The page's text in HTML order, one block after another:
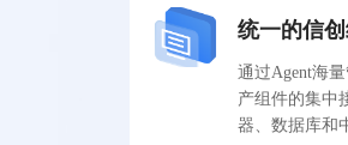
统一的信
通过Agent海
产组件的集中
器、数据库和